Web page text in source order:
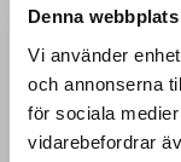
Denna
Vi använder
och annonserna
för sociala
vidarebefordrar
Produktrecenserad:
Fit